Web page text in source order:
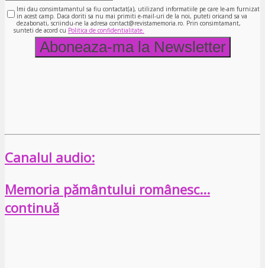
Imi dau consimtamantul sa fiu contactat(a), utilizand informatiile pe care le-am furnizat
in acest camp. Daca doriti sa nu mai primiti e-mail-uri de la noi, puteti oricand sa va
dezabonati, scriindu-ne la adresa contact@revistamemoria.ro. Prin consimtamant,
sunteti de acord cu Politica de confidentialitate.
Canalul audio:
Memoria pământului românesc…
continuă